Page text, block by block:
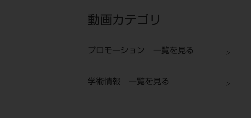
動画カテゴリ
プロモーション 一覧を見る
学術情報 一覧を見る